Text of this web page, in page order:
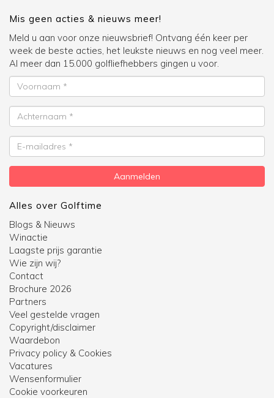
Mis geen acties & nieuws meer!
Meld u aan voor onze nieuwsbrief! Ontvang één keer per
week de beste acties, het leukste nieuws en nog veel meer.
Al meer dan 15.000 golfliefhebbers gingen u voor.
Voornaam
Achternaam
E-
mailadres
Aanmelden
Alles over Golftime
Blogs & Nieuws
Winactie
Laagste prijs garantie
Wie zijn wij?
Contact
Brochure 2026
Partners
Veel gestelde vragen
Copyright/disclaimer
Waardebon
Privacy policy & Cookies
Vacatures
Wensenformulier
Cookie voorkeuren